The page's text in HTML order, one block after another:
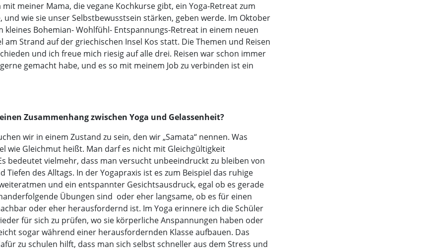
mit meiner Mama, die vegane Kochkurse gibt, ein Yoga-Retreat zum
und wie sie unser Selbstbewusstsein stärken, geben werde. Im Oktober
kleines Bohemian- Wohlfühl- Entspannungs-Retreat in einem neuen
am Strand auf der griechischen Insel Kos statt. Die Themen und Reisen
und ich freue mich riesig auf alle drei. Reisen war schon immer
gemacht habe, und es so mit meinem Job zu verbinden ist ein
Zusammenhang zwischen Yoga und Gelassenheit?
wir in einem Zustand zu sein, den wir „Samata“ nennen. Was
wie Gleichmut heißt. Man darf es nicht mit Gleichgültigkeit
bedeutet vielmehr, dass man versucht unbeeindruckt zu bleiben von
Tiefen des Alltags. In der Yogapraxis ist es zum Beispiel das ruhige
und ein entspannter Gesichtsausdruck, egal ob es gerade
Übungen sind oder eher langsame, ob es für einen
oder eher herausfordernd ist. Im Yoga erinnere ich die Schüler
für sich zu prüfen, wo sie körperliche Anspannungen haben oder
sogar während einer herausfordernden Klasse aufbauen. Das
zu schulen hilft, dass man sich selbst schneller aus dem Stress und